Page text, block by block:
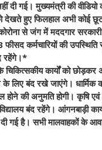
दी गई। मुख्यमंत्री की
हुए फिलहाल अभी कोई छूट
से जंग में मददगार सरकारी
कर्मचारियों की उपस्थिति
रहेंगे।*
कार्यों को छोड़कर
लिए बंद रखे जाएंगे। धार्मिक
की अनुमति होगी। कृषि एवं
बंद रहेंगे। आंगनबाड़ी
है। सभी मालवाहकों के